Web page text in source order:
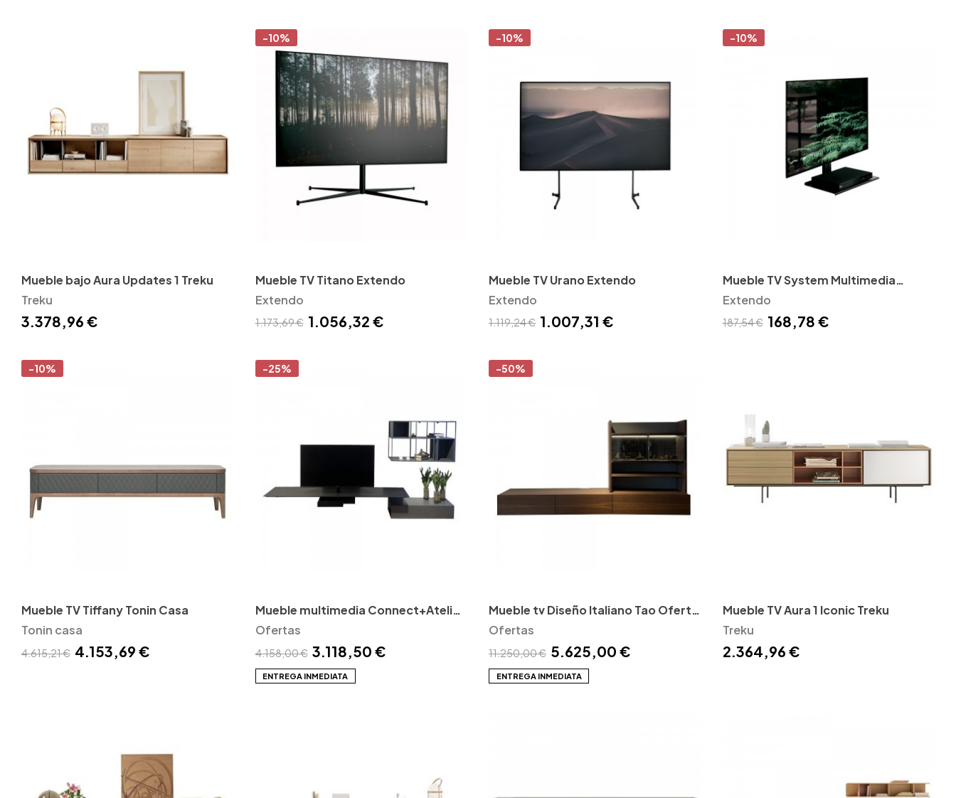
Mueble bajo Aura Updates 1 Treku
Treku
3.378,96 €
-10%
Mueble TV Titano Extendo
Extendo
1.173,69 € 1.056,32 €
-10%
Mueble TV Urano Extendo
Extendo
1.119,24 € 1.007,31 €
-10%
Mueble TV System Multimedia
Extendo
Extendo
187,54 € 168,78 €
-10%
Mueble TV Tiffany Tonin Casa
Tonin casa
4.615,21 € 4.153,69 €
-25%
Mueble multimedia Connect+Atelier
Oferta Extendo
Ofertas
4.158,00 € 3.118,50 €
ENTREGA INMEDIATA
-50%
Mueble tv Diseño Italiano Tao Oferta
MissuraEmme
Ofertas
11.250,00 € 5.625,00 €
ENTREGA INMEDIATA
Mueble TV Aura 1 Iconic Treku
Treku
2.364,96 €